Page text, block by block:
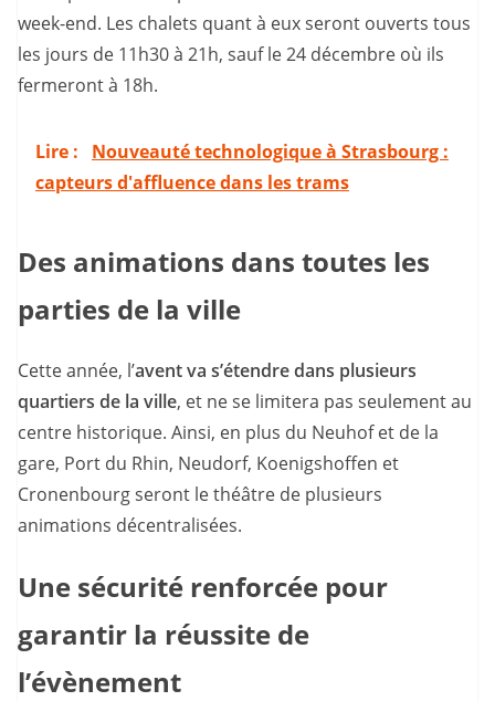
week-end. Les chalets quant à eux seront ouverts tous
les jours de 11h30 à 21h, sauf le 24 décembre où ils
fermeront à 18h.
Lire :
Nouveauté technologique à Strasbourg :
capteurs d'affluence dans les trams
Des animations dans toutes les
parties de la ville
Cette année, l’avent va s’étendre dans plusieurs
quartiers de la ville, et ne se limitera pas seulement au
centre historique. Ainsi, en plus du Neuhof et de la
gare, Port du Rhin, Neudorf, Koenigshoffen et
Cronenbourg seront le théâtre de plusieurs
animations décentralisées.
Une sécurité renforcée pour
garantir la réussite de
l’évènement